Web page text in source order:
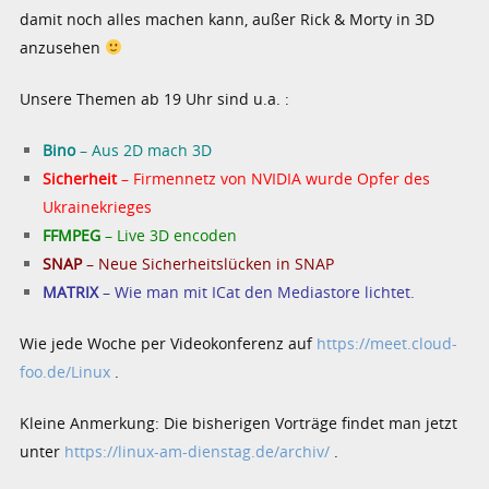
damit noch alles machen kann, außer Rick & Morty in 3D
anzusehen
Unsere Themen ab 19 Uhr sind u.a. :
Bino– Aus 2D mach 3D
Sicherheit– Firmennetz von NVIDIA wurde Opfer des
Ukrainekrieges
FFMPEG – Live 3D encoden
SNAP– Neue Sicherheitslücken in SNAP
MATRIX – Wie man mit ICat den Mediastore lichtet.
Wie jede Woche per Videokonferenz auf https://meet.cloud-
foo.de/Linux
Kleine Anmerkung: Die bisherigen Vorträge findet man jetzt
unter https://linux-am-dienstag.de/archiv/